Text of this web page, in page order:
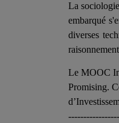
La
embarqué
diverses
Le MOOC
Promising.